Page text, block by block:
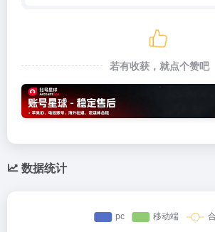
若有收获，就点个赞吧
数据统计